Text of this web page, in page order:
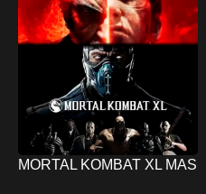
MORTAL KOMBAT XL MAS